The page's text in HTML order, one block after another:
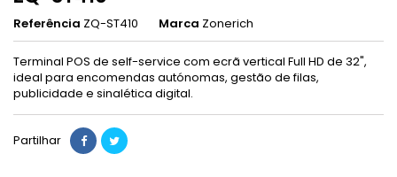
Referência ZQ-ST410 Marca Zonerich
Terminal POS de self-service com ecrã vertical Full HD de 32",
ideal para encomendas autónomas, gestão de filas,
publicidade e sinalética digital.
Partilhar